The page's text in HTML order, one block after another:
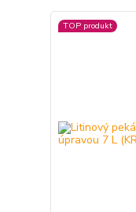
TOP produkt